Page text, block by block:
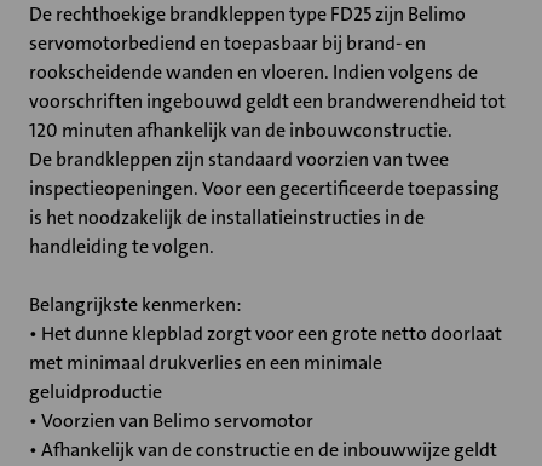
De rechthoekige brandkleppen type FD25 zijn Belimo
servomotorbediend en toepasbaar bij brand- en
rookscheidende wanden en vloeren. Indien volgens de
voorschriften ingebouwd geldt een brandwerendheid tot
120 minuten afhankelijk van de inbouwconstructie.
De brandkleppen zijn standaard voorzien van twee
inspectieopeningen. Voor een gecertificeerde toepassing
is het noodzakelijk de installatieinstructies in de
handleiding te volgen.
Belangrijkste kenmerken:
• Het dunne klepblad zorgt voor een grote netto doorlaat
met minimaal drukverlies en een minimale
geluidproductie
• Voorzien van Belimo servomotor
• Afhankelijk van de constructie en de inbouwwijze geldt